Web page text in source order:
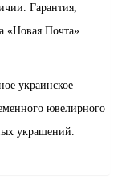
Гарантия,
«Новая Почта».
украинское
ювелирного
украшений.